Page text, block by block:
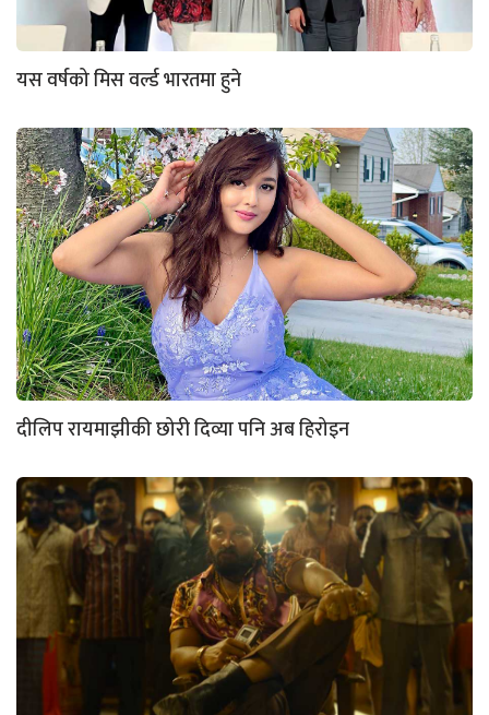
यस वर्षको मिस वर्ल्ड भारतमा हुने
दीलिप रायमाझीकी छोरी दिव्या पनि अब हिरोइन